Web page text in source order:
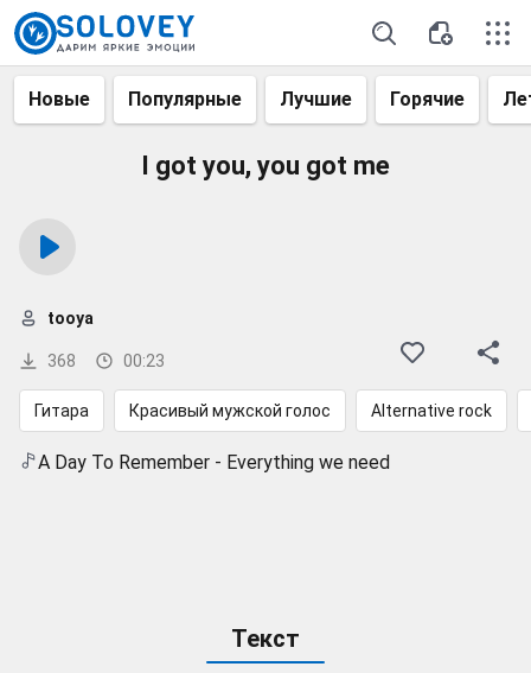
Новые Популярные Лучшие Горячие
I got you, you got me
368 00:23
tooya
Гитара Красивый мужской голос Alternative rock
A Day To Remember - Everything we need
Текст